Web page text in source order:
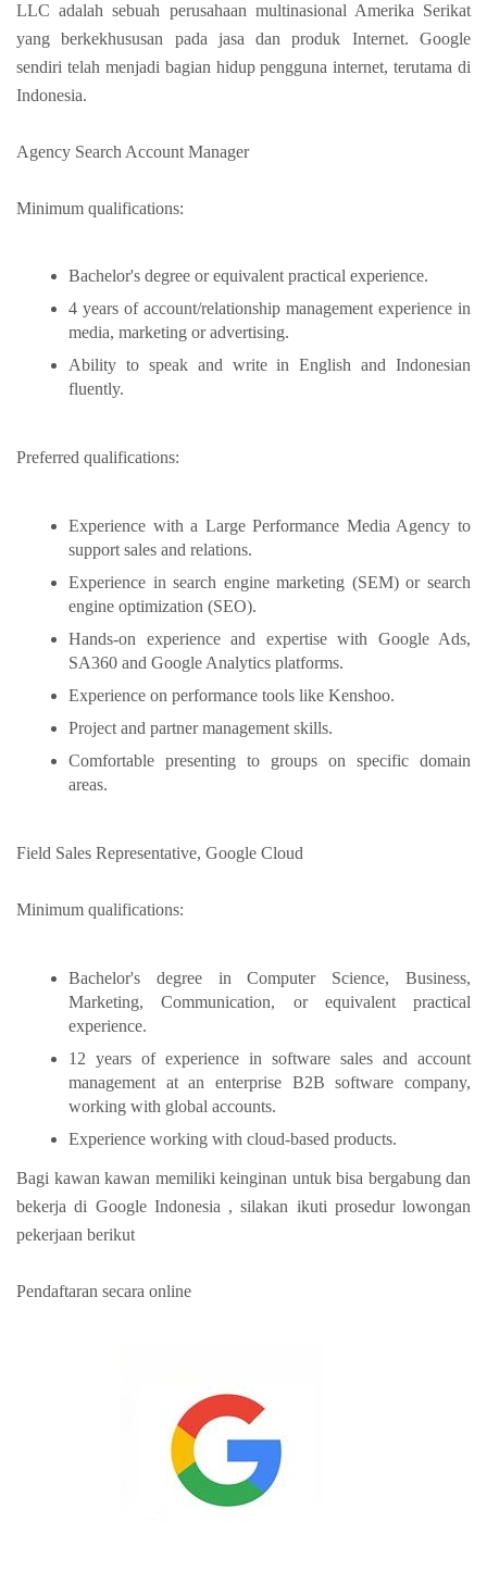
LLC adalah sebuah perusahaan multinasional Amerika Serikat
yang berkekhususan pada jasa dan produk Internet. Google
sendiri telah menjadi bagian hidup pengguna internet, terutama di
Indonesia.
Agency Search Account Manager
Minimum qualifications:
Bachelor's degree or equivalent practical experience.
4 years of account/relationship management experience in
media, marketing or advertising.
Ability to speak and write in English and Indonesian
fluently.
Preferred qualifications:
Experience with a Large Performance Media Agency to
support sales and relations.
Experience in search engine marketing (SEM) or search
engine optimization (SEO).
Hands-on experience and expertise with Google Ads,
SA360 and Google Analytics platforms.
Experience on performance tools like Kenshoo.
Project and partner management skills.
Comfortable presenting to groups on specific domain
areas.
Field Sales Representative, Google Cloud
Minimum qualifications:
Bachelor's degree in Computer Science, Business,
Marketing, Communication, or equivalent practical
experience.
12 years of experience in software sales and account
management at an enterprise B2B software company,
working with global accounts.
Experience working with cloud-based products.
Bagi kawan kawan memiliki keinginan untuk bisa bergabung dan
bekerja di Google Indonesia , silakan ikuti prosedur lowongan
pekerjaan berikut
Pendaftaran secara online